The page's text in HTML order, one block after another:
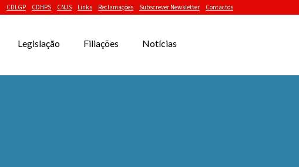
CDLGP CDHPS CNJS Links Reclamações Subscrever Newsletter Contactos
Legislação Filiações Notícias